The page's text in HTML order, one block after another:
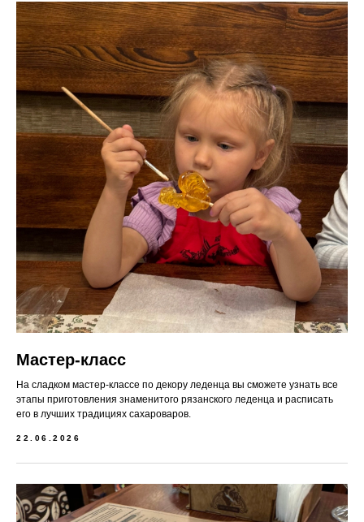
Мастер-класс
На сладком мастер-классе по декору леденца вы сможете узнать все
этапы приготовления знаменитого рязанского леденца и расписать
его в лучших традициях сахароваров.
22.06.2026